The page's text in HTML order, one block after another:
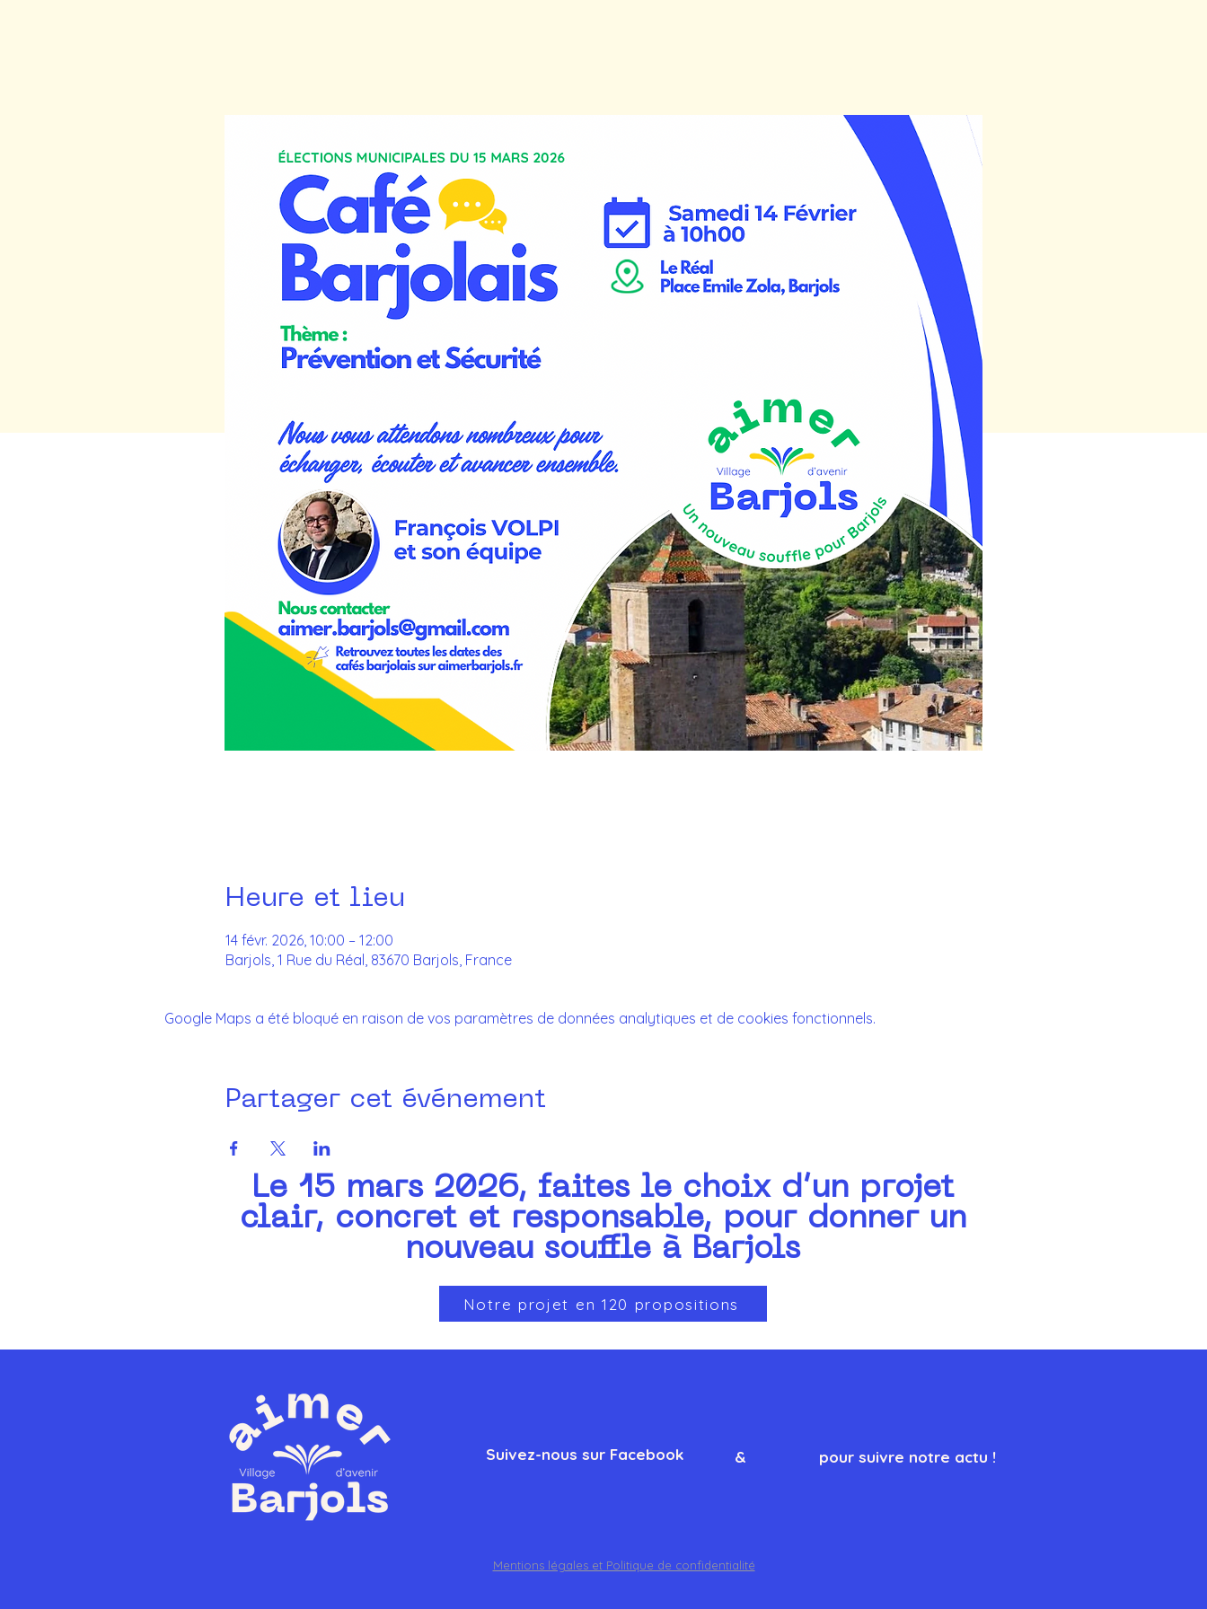
Heure et lieu
14 févr. 2026, 10:00 – 12:00
Barjols, 1 Rue du Réal, 83670 Barjols, France
Google Maps a été bloqué en raison de vos paramètres de données analytiques et de cookies fonctionnels.
Partager cet événement
Le 15 mars 2026, faites le choix d’un projet
clair, concret et responsable, pour donner un
nouveau souffle à Barjols
Notre projet en 120 propositions
Suivez-nous sur Facebook & pour suivre notre actu !
Mentions légales et Politique de confidentialité